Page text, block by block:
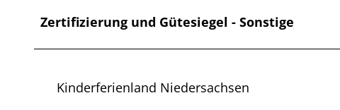
Zertifizierung und Gütesiegel - Sonstige
Kinderferienland Niedersachsen